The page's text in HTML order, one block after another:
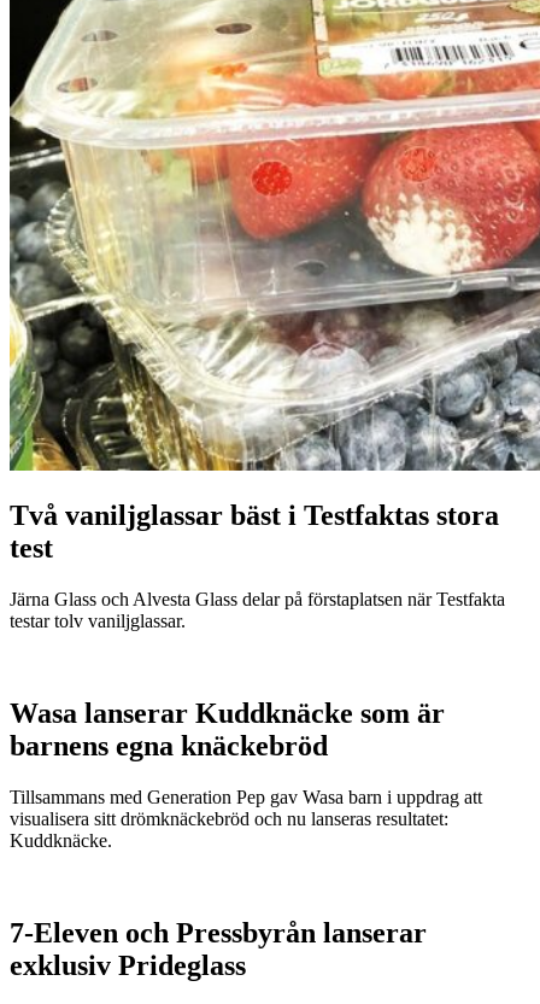
Två vaniljglassar bäst i Testfaktas stora
test
Järna Glass och Alvesta Glass delar på förstaplatsen när Testfakta
testar tolv vaniljglassar.
Wasa lanserar Kuddknäcke som är
barnens egna knäckebröd
Tillsammans med Generation Pep gav Wasa barn i uppdrag att
visualisera sitt drömknäckebröd och nu lanseras resultatet:
Kuddknäcke.
7-Eleven och Pressbyrån lanserar
exklusiv Prideglass